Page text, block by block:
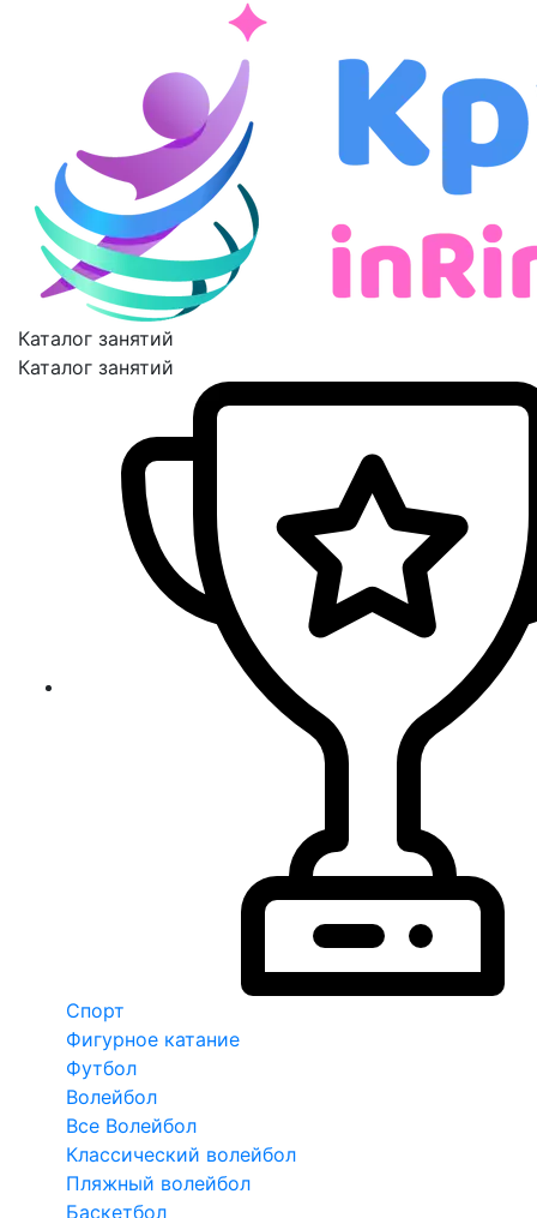
Каталог занятий
Каталог занятий
Спорт
Фигурное катание
Футбол
Волейбол
Все Волейбол
Классический волейбол
Пляжный волейбол
Баскетбол